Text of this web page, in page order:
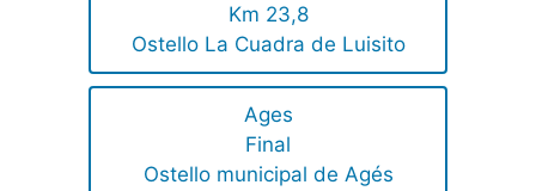
Km 23,8
Ostello La Cuadra de Luisito
Ages
Final
Ostello municipal de Agés